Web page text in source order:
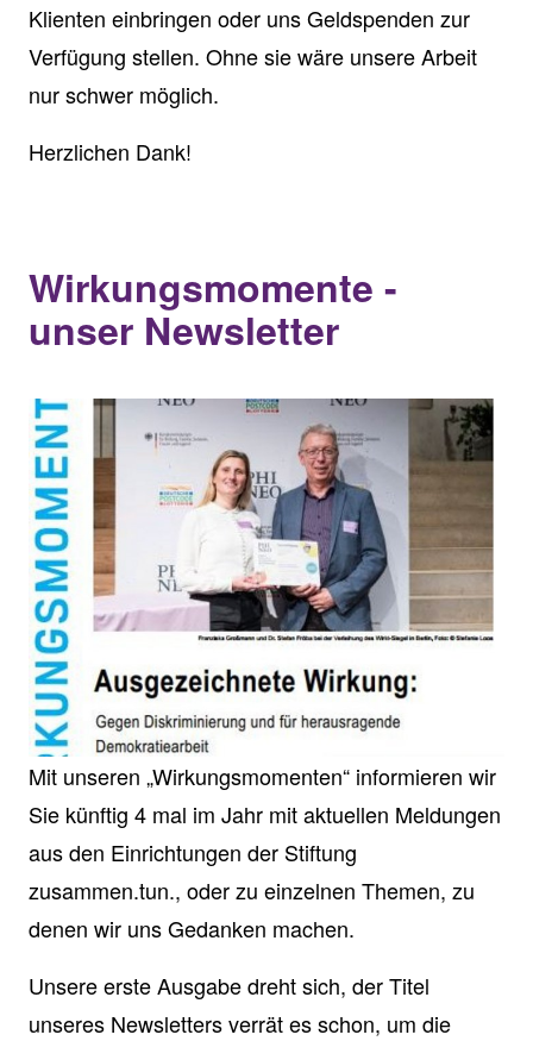
Klienten einbringen oder uns Geldspenden zur
Verfügung stellen. Ohne sie wäre unsere Arbeit
nur schwer möglich.
Herzlichen Dank!
Wirkungsmomente -
unser Newsletter
Mit unseren „Wirkungsmomenten“ informieren wir
Sie künftig 4 mal im Jahr mit aktuellen Meldungen
aus den Einrichtungen der Stiftung
zusammen.tun., oder zu einzelnen Themen, zu
denen wir uns Gedanken machen.
Unsere erste Ausgabe dreht sich, der Titel
unseres Newsletters verrät es schon, um die